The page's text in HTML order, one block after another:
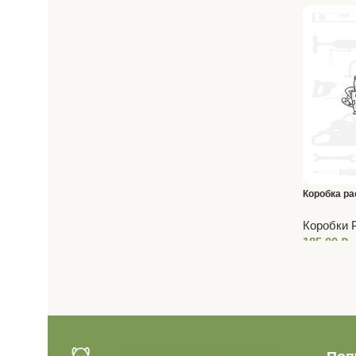
Коробка
Коробки
185,00 ₽